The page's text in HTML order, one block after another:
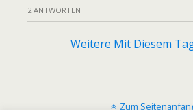
2 ANTWORTEN
Weitere Mit Diesem
Zum